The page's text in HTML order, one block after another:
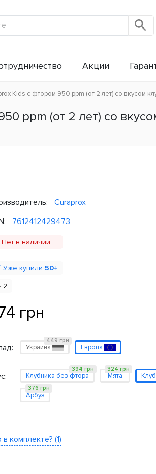
Акции
Kids с фтором 950 ppm (от 2 лет) со вкусом
ppm (от 2 лет) со
Curaprox
7612412429473
Нет в наличии
Уже купили 50+
2
грн
Украина
449 грн
Европа
Клубника без фтора
394 грн
Мята
324 грн
Арбуз
376 грн
в комплекте? (1)